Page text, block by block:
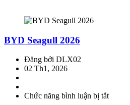
BYD Seagull 2026
Đăng bởi DLX02
02 Th1, 2026
Chức năng bình luận bị tắtở